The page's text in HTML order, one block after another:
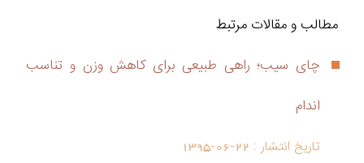
مطالب و مقالات مرتبط
چای سیب؛ راهی طبیعی برای کاهش وزن و تناسب
اندام
تاریخ انتشار : 1395-06-22